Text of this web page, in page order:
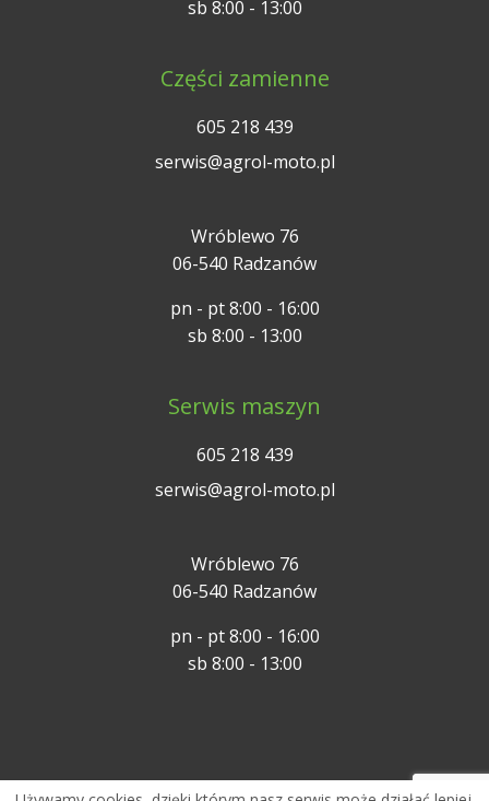
sb 8:00 - 13:00
Części zamienne
605 218 439
serwis@agrol-moto.pl
Wróblewo 76
06-540 Radzanów
pn - pt 8:00 - 16:00
sb 8:00 - 13:00
Serwis maszyn
605 218 439
serwis@agrol-moto.pl
Wróblewo 76
06-540 Radzanów
pn - pt 8:00 - 16:00
sb 8:00 - 13:00